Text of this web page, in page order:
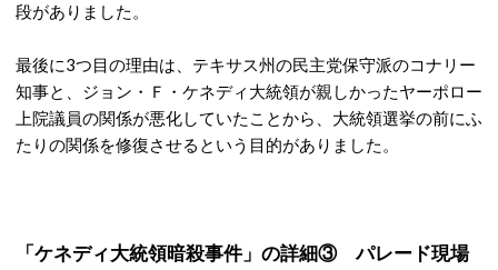
段がありました。
最後に3つ目の理由は、テキサス州の民主党保守派のコナリー
知事と、ジョン・Ｆ・ケネディ大統領が親しかったヤーポロー
上院議員の関係が悪化していたことから、大統領選挙の前にふ
たりの関係を修復させるという目的がありました。
「ケネディ大統領暗殺事件」の詳細③ パレード現場